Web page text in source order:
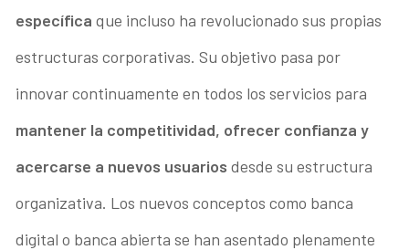
específica que incluso ha revolucionado sus propias
estructuras corporativas. Su objetivo pasa por
innovar continuamente en todos los servicios para
mantener la competitividad, ofrecer confianza y
acercarse a nuevos usuarios desde su estructura
organizativa. Los nuevos conceptos como banca
digital o banca abierta se han asentado plenamente